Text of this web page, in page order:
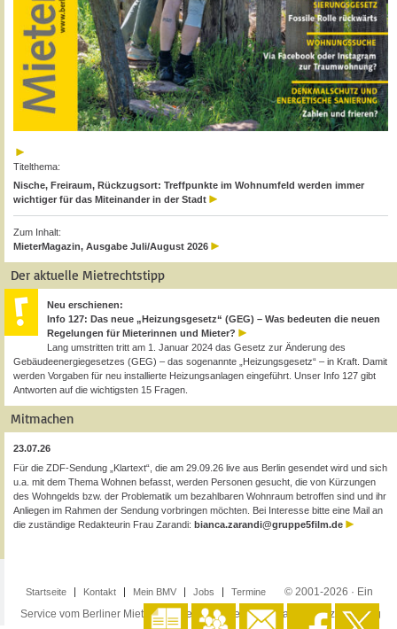
Titelthema:
Nische, Freiraum, Rückzugsort: Treffpunkte im Wohnumfeld werden immer
wichtiger für das Miteinander in der Stadt
Zum Inhalt:
MieterMagazin, Ausgabe Juli/August 2026
Der aktuelle Mietrechtstipp
Neu erschienen:
Info 127: Das neue „Heizungsgesetz“ (GEG) – Was bedeuten die neuen
Regelungen für Mieterinnen und Mieter?
Lang umstritten tritt am 1. Januar 2024 das Gesetz zur Änderung des
Gebäudeenergiegesetzes (GEG) – das sogenannte „Heizungsgesetz“ – in Kraft. Damit
werden Vorgaben für neu installierte Heizungsanlagen eingeführt. Unser Info 127 gibt
Antworten auf die wichtigsten 15 Fragen.
Mitmachen
23.07.26
Für die ZDF-Sendung „Klartext“, die am 29.09.26 live aus Berlin gesendet wird und sich
u.a. mit dem Thema Wohnen befasst, werden Personen gesucht, die von Kürzungen
des Wohngelds bzw. der Problematik um bezahlbaren Wohnraum betroffen sind und ihr
Anliegen im Rahmen der Sendung vorbringen möchten. Bei Interesse bitte eine Mail an
die zuständige Redakteurin Frau Zarandi: bianca.zarandi@gruppe5film.de
Startseite Kontakt Mein BMV Jobs Termine
© 2001-2026 · Ein
Service vom Berliner Mieterverein e.V. ·Impressum·Datenschutzerklärung